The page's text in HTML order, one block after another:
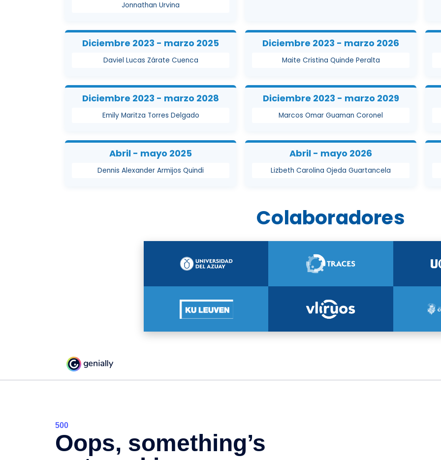
Jonnathan Urvina
Diciembre 2023 - marzo 2025
Daviel Lucas Zárate Cuenca
Diciembre 2023 - marzo 2026
Maite Cristina Quinde Peralta
Diciembre 2023 - marzo 2028
Emily Maritza Torres Delgado
Diciembre 2023 - marzo 2029
Marcos Omar Guaman Coronel
Abril - mayo 2025
Dennis Alexander Armijos Quindi
Abril - mayo 2026
Lizbeth Carolina Ojeda Guartancela
Colaboradores